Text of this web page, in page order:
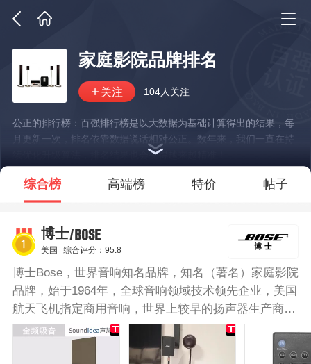
家庭影院品牌排名
104人关注
公正的排行榜：百强排行榜是以大数据为基础计算得出的结果，每
月更新一次，排名依靠数据说话相对公正。数年来，我们一直在持
续优化升级算法，排名结果也会变得越来越精准！
*说明：仅展示部分数据
综合榜 高端榜 特价 帖子
博士/BOSE
美国 综合评分：95.8
博士Bose，世界音响知名品牌，知名（著名）家庭影院
品牌，始于1964年，全球音响领域技术领先企业，美国
航天飞机指定商用音响，世界上较早的扬声器生产商之
一，全球音响企业中销量较大的扬声器制造公司之一。